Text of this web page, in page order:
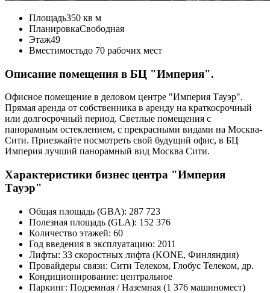
Площадь350 кв м
ПланировкаСвободная
Этаж49
Вместимостьдо 70 рабочих мест
Описание помещения в БЦ "Империя".
Офисное помещение в деловом центре "Империя Тауэр".
Прямая аренда от собственника в аренду на краткосрочный
или долгосрочный период. Светлые помещения с
панорамным остеклением, с прекрасными видами на Москва-
Сити. Приезжайте посмотреть свой будущий офис, в БЦ
Империя лучший панорамный вид Москва Сити.
Характеристики бизнес центра "Империя
Тауэр"
Общая площадь (GBA): 287 723
Полезная площадь (GLA): 152 376
Количество этажей: 60
Год введения в эксплуатацию: 2011
Лифты: 33 скоростных лифта (KONE, Финляндия)
Провайдеры связи: Сити Телеком, Глобус Телеком, др.
Кондиционирование: центральное
Паркинг: Подземная / Наземная (1 376 машиномест)